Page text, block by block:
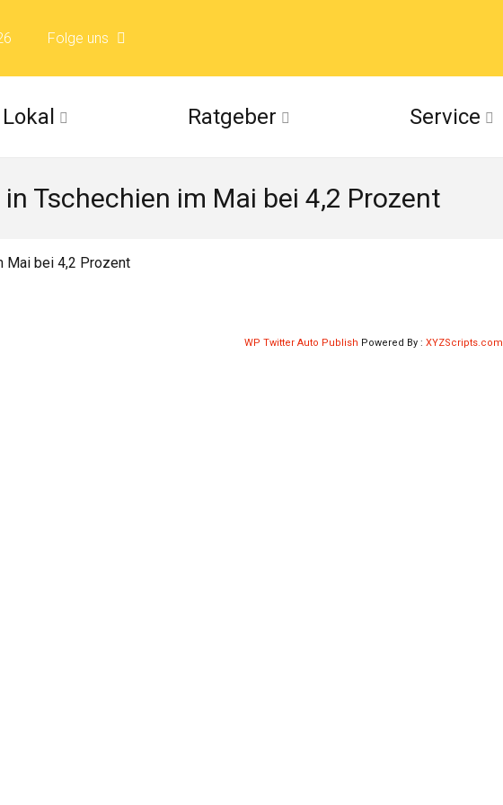
Folge uns
Folge uns auf Flickr
Lokal Ratgeber Service
Tschechien im Mai bei 4,2 Prozent
Mai bei 4,2 Prozent
WP Twitter Auto Publish Powered By : XYZScripts.com